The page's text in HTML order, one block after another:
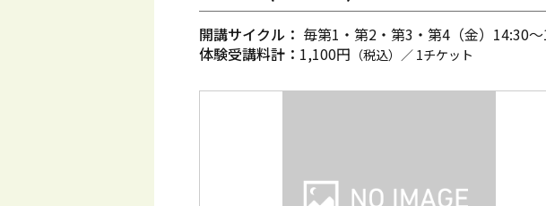
開講サイクル： 毎第1・第2・第3・第4（金）14:30
体験受講料計： 1,100円 （税込）／ 1チケット